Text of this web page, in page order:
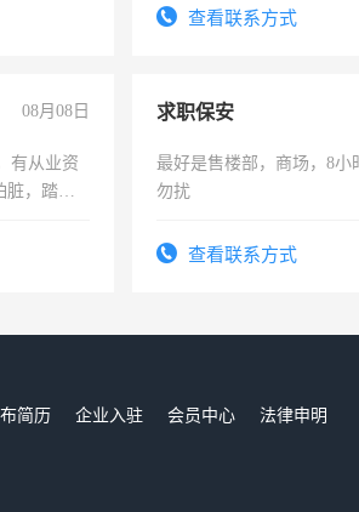
勤快的四五十，每天挣零花
查看联系方式
08月08日
有从业资
脏，踏
求职保安
最好是售楼部，商场，8小
勿扰
查看联系方式
简历 企业入驻 会员中心
法律申明